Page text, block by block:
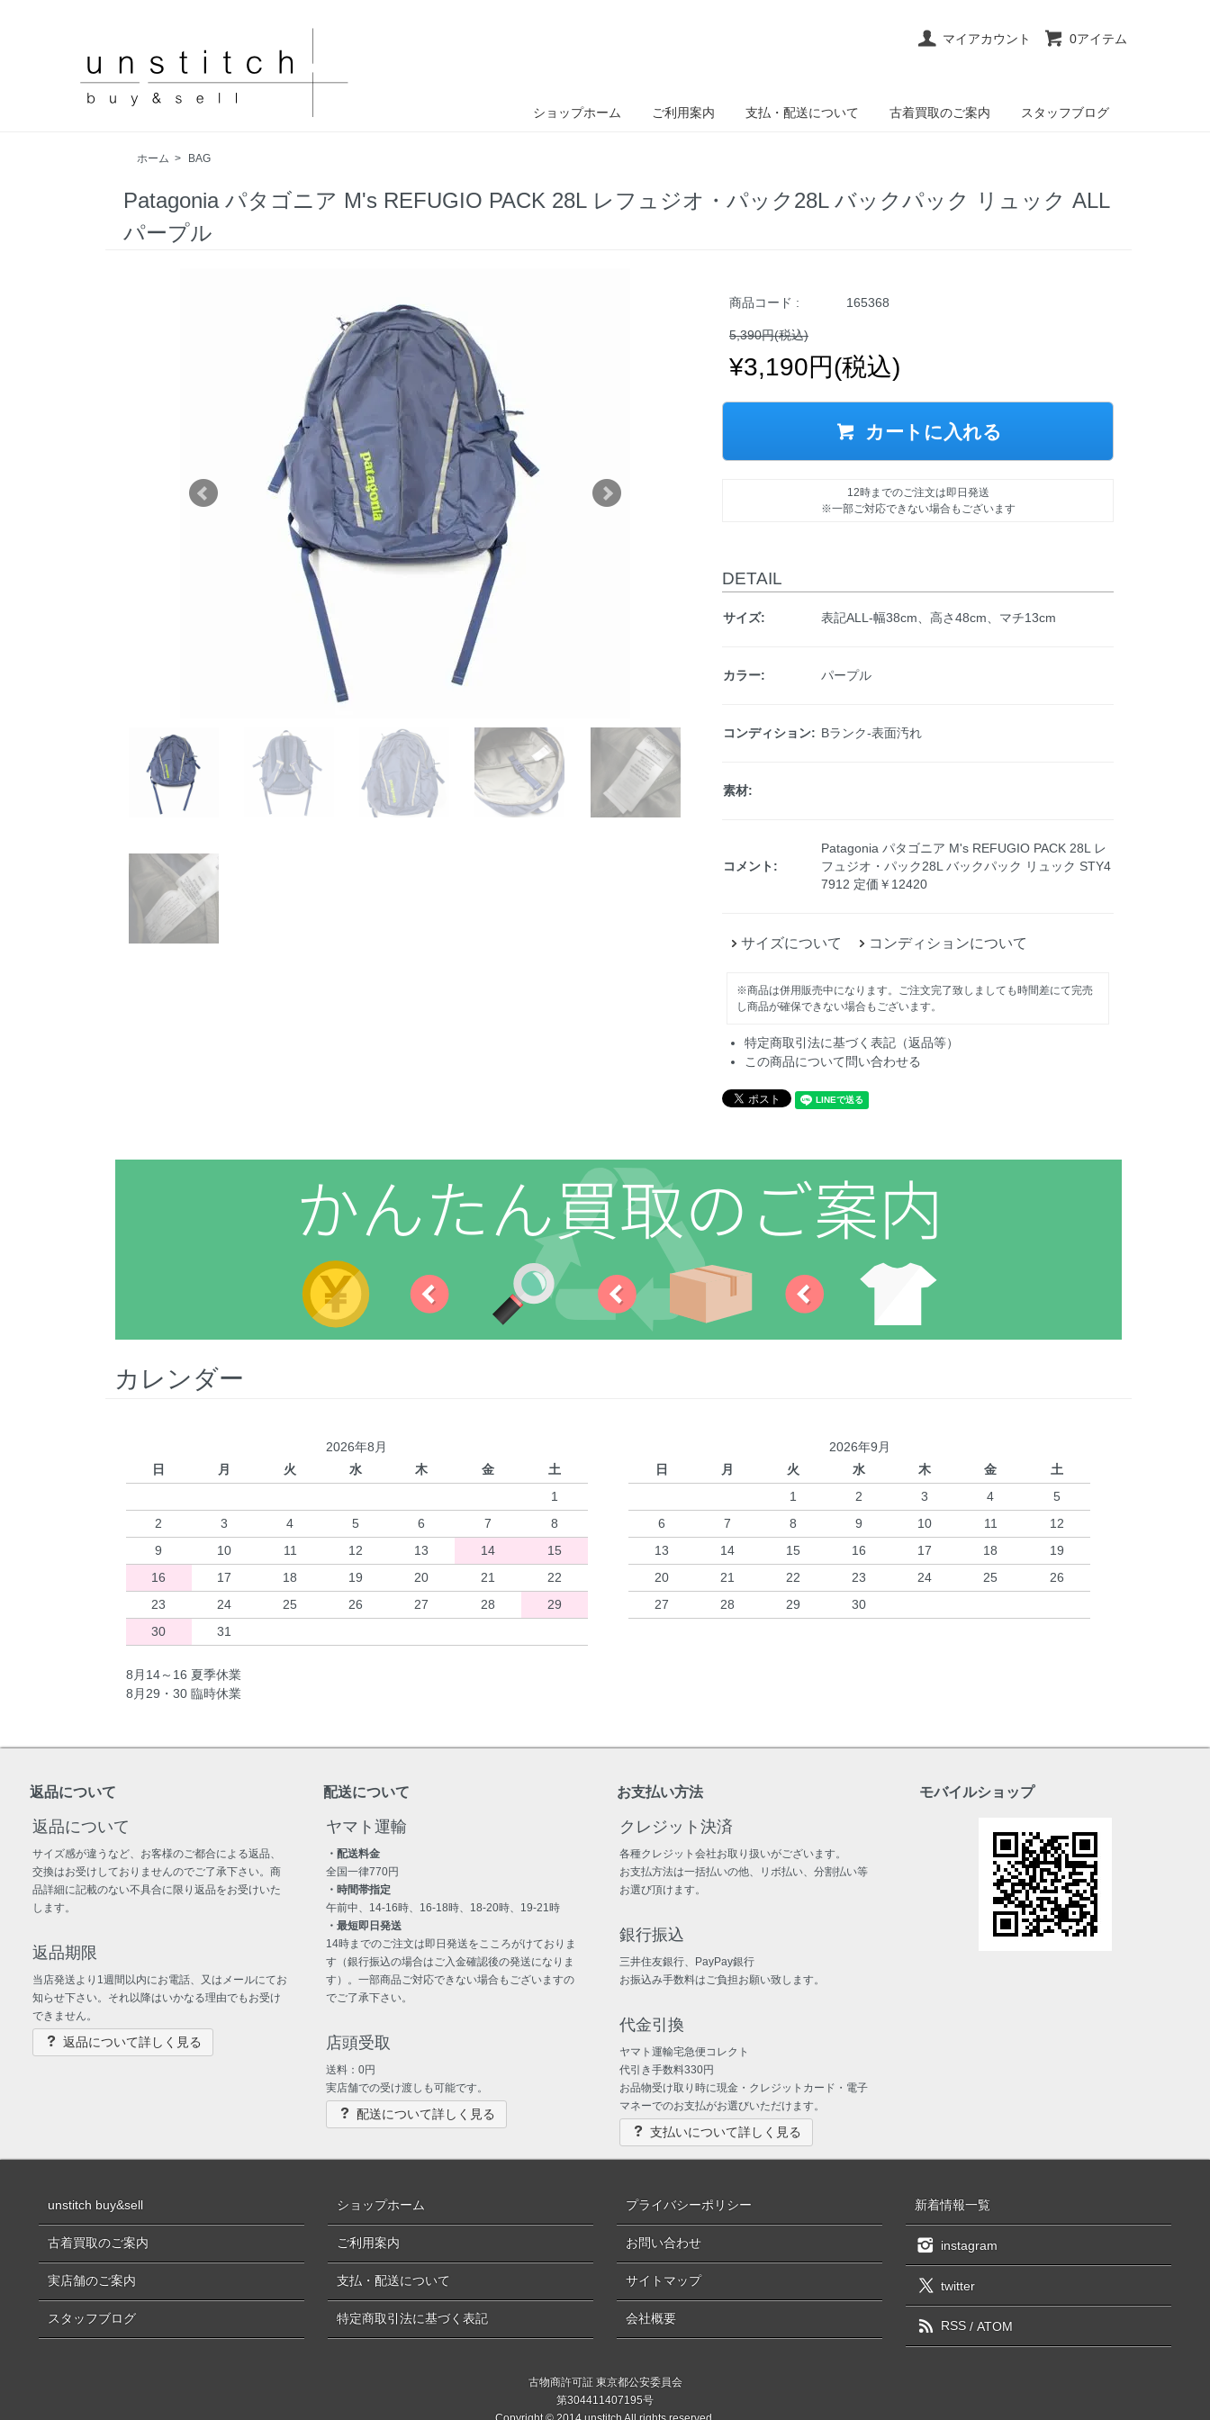
マイアカウント 0アイテム
ショップホーム ご利用案内 支払・配送について 古着買取のご案内 スタッフブログ
ホーム > BAG
Patagonia パタゴニア M's REFUGIO PACK 28L レフュジオ・パック28L バックパック リュック ALL
パープル
商品コード : 165368
5,390円(税込)
¥3,190円(税込)
カートに入れる
12時までのご注文は即日発送
※一部ご対応できない場合もございます
DETAIL
サイズ: 表記ALL-幅38cm、高さ48cm、マチ13cm
カラー: パープル
コンディション: Bランク-表面汚れ
素材:
コメント:
Patagonia パタゴニア M's REFUGIO PACK 28L レ
フュジオ・パック28L バックパック リュック STY4
7912 定価￥12420
サイズについて コンディションについて
※商品は併用販売中になります。ご注文完了致しましても時間差にて完売
し商品が確保できない場合もございます。
特定商取引法に基づく表記（返品等）
この商品について問い合わせる
カレンダー
2026年8月
日
月 火 水 木 金
土
1
2
3 4 5 6 7
8
9
10 11 12 13 14
15
16
17 18 19 20 21
22
23
24 25 26 27 28
29
30
31
2026年9月
日
月 火 水 木 金
土
1
2 3 4
5
6
7 8 9 10 11
12
13
14 15 16 17 18
19
20
21 22 23 24 25
26
27
28 29 30
8月14～16 夏季休業
8月29・30 臨時休業
返品について
返品について
サイズ感が違うなど、お客様のご都合による返品、
交換はお受けしておりませんのでご了承下さい。商
品詳細に記載のない不具合に限り返品をお受けいた
します。
返品期限
当店発送より1週間以内にお電話、又はメールにてお
知らせ下さい。それ以降はいかなる理由でもお受け
できません。
返品について詳しく見る
配送について
ヤマト運輸
・配送料金
全国一律770円
・時間帯指定
午前中、14-16時、16-18時、18-20時、19-21時
・最短即日発送
14時までのご注文は即日発送をこころがけておりま
す（銀行振込の場合はご入金確認後の発送になりま
す）。一部商品ご対応できない場合もございますの
でご了承下さい。
店頭受取
送料：0円
実店舗での受け渡しも可能です。
配送について詳しく見る
お支払い方法
クレジット決済
各種クレジット会社お取り扱いがございます。
お支払方法は一括払いの他、リボ払い、分割払い等
お選び頂けます。
銀行振込
三井住友銀行、PayPay銀行
お振込み手数料はご負担お願い致します。
代金引換
ヤマト運輸宅急便コレクト
代引き手数料330円
お品物受け取り時に現金・クレジットカード・電子
マネーでのお支払がお選びいただけます。
支払いについて詳しく見る
モバイルショップ
unstitch buy&sell
古着買取のご案内
実店舗のご案内
スタッフブログ
ショップホーム
ご利用案内
支払・配送について
特定商取引法に基づく表記
プライバシーポリシー
お問い合わせ
サイトマップ
会社概要
新着情報一覧
instagram
twitter
RSS/ ATOM
古物商許可証 東京都公安委員会
第304411407195号